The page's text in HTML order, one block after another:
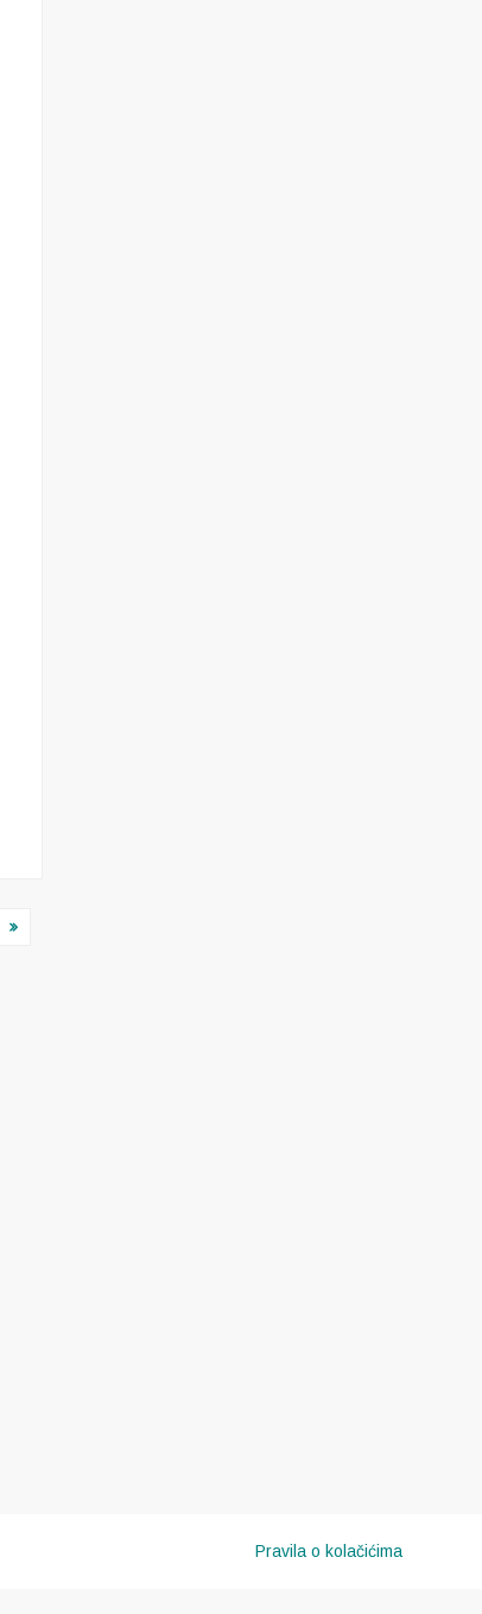
Pravila o kolačićima